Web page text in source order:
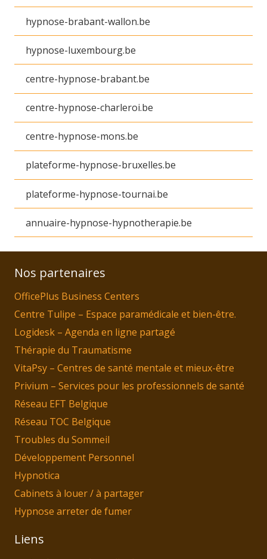
hypnose-brabant-wallon.be
hypnose-luxembourg.be
centre-hypnose-brabant.be
centre-hypnose-charleroi.be
centre-hypnose-mons.be
plateforme-hypnose-bruxelles.be
plateforme-hypnose-tournai.be
annuaire-hypnose-hypnotherapie.be
Nos partenaires
OfficePlus Business Centers
Centre Tulipe – Espace paramédicale et bien-être.
Logidesk – Agenda en ligne partagé
Thérapie du Traumatisme
VitaPsy – Centres de santé mentale et mieux-être
Privium – Services pour les professionnels de santé
Réseau EFT Belgique
Réseau TOC Belgique
Troubles du Sommeil
Développement Personnel
Hypnotica
Cabinets à louer / à partager
Hypnose arreter de fumer
Liens